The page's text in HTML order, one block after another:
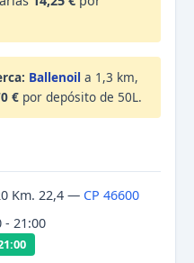
Ballenoil a 1,3 km,
€ por depósito de 50L.
Km. 22,4 — CP 46600
- 21:00